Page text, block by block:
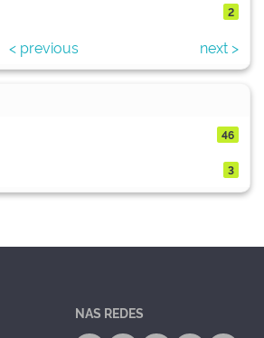
2
< previous next >
46
3
NAS REDES